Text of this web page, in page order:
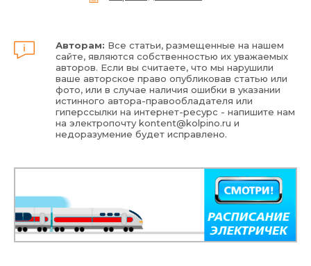
Авторам: Все статьи, размещенные на нашем
сайте, являются собственностью их уважаемых
авторов. Если вы считаете, что мы нарушили
ваше авторское право опубликовав статью или
фото, или в случае наличия ошибки в указании
истинного автора-правообладателя или
гиперссылки на интернет-ресурс - напишите нам
на электропочтуkontent@kolpino.ru и
недоразумение будет исправлено.